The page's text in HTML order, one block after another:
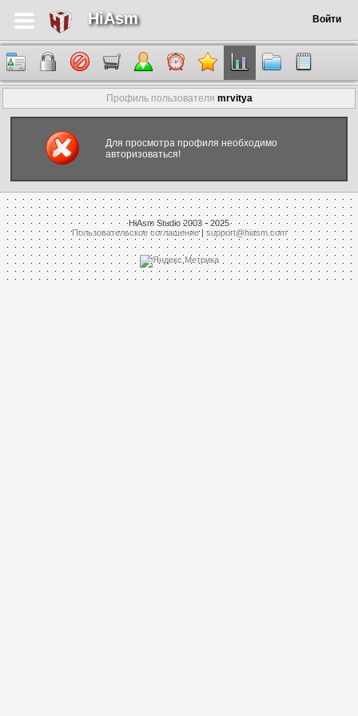
HiAsm Войти
Профиль пользователя mrvitya
Для просмотра профиля необходимо
авторизоваться!
HiAsm Studio 2003 - 2025
Пользовательское соглашение| support@hiasm.com